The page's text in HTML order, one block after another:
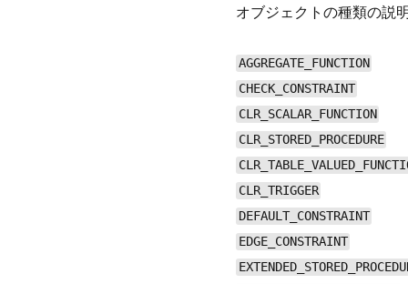
オブジェクトの種類の説
AGGREGATE_FUNCTION
CHECK_CONSTRAINT
CLR_SCALAR_FUNCTION
CLR_STORED_PROCEDURE
CLR_TRIGGER
DEFAULT_CONSTRAINT
EDGE_CONSTRAINT